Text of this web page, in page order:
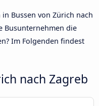
Bussen von Zürich nach
Busunternehmen die
Im Folgenden findest
nach Zagreb